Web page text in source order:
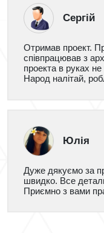
Сергій
Отримав проект.
співпрацював з
проекта в руках
Народ налітай,
Юлія
Дуже дякуємо за
швидко. Все
Приємно з вами